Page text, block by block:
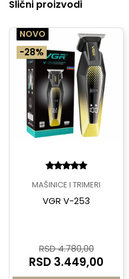
Slični proizvodi
NOVO
-28%
MAŠINICE I TRIMERI
VGR V-253
RSD 4.780,00
RSD 3.449,00